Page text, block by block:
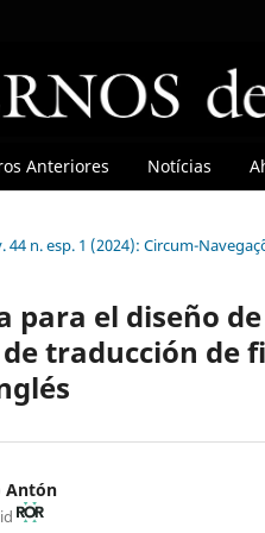
Anteriores Notícias
44 n. esp. 1 (2024): Circum-
para el diseño
traducción de
Antón